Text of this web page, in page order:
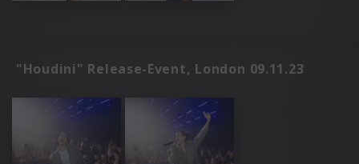
"Houdini" Release-Event, London 09.11.23